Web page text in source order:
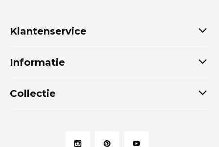
Klantenservice
Informatie
Collectie